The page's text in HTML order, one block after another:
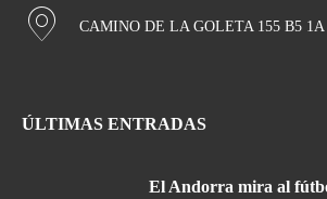
CAMINO DE LA GOLETA 155 B5
ÚLTIMAS ENTRADAS
El Andorra mira al